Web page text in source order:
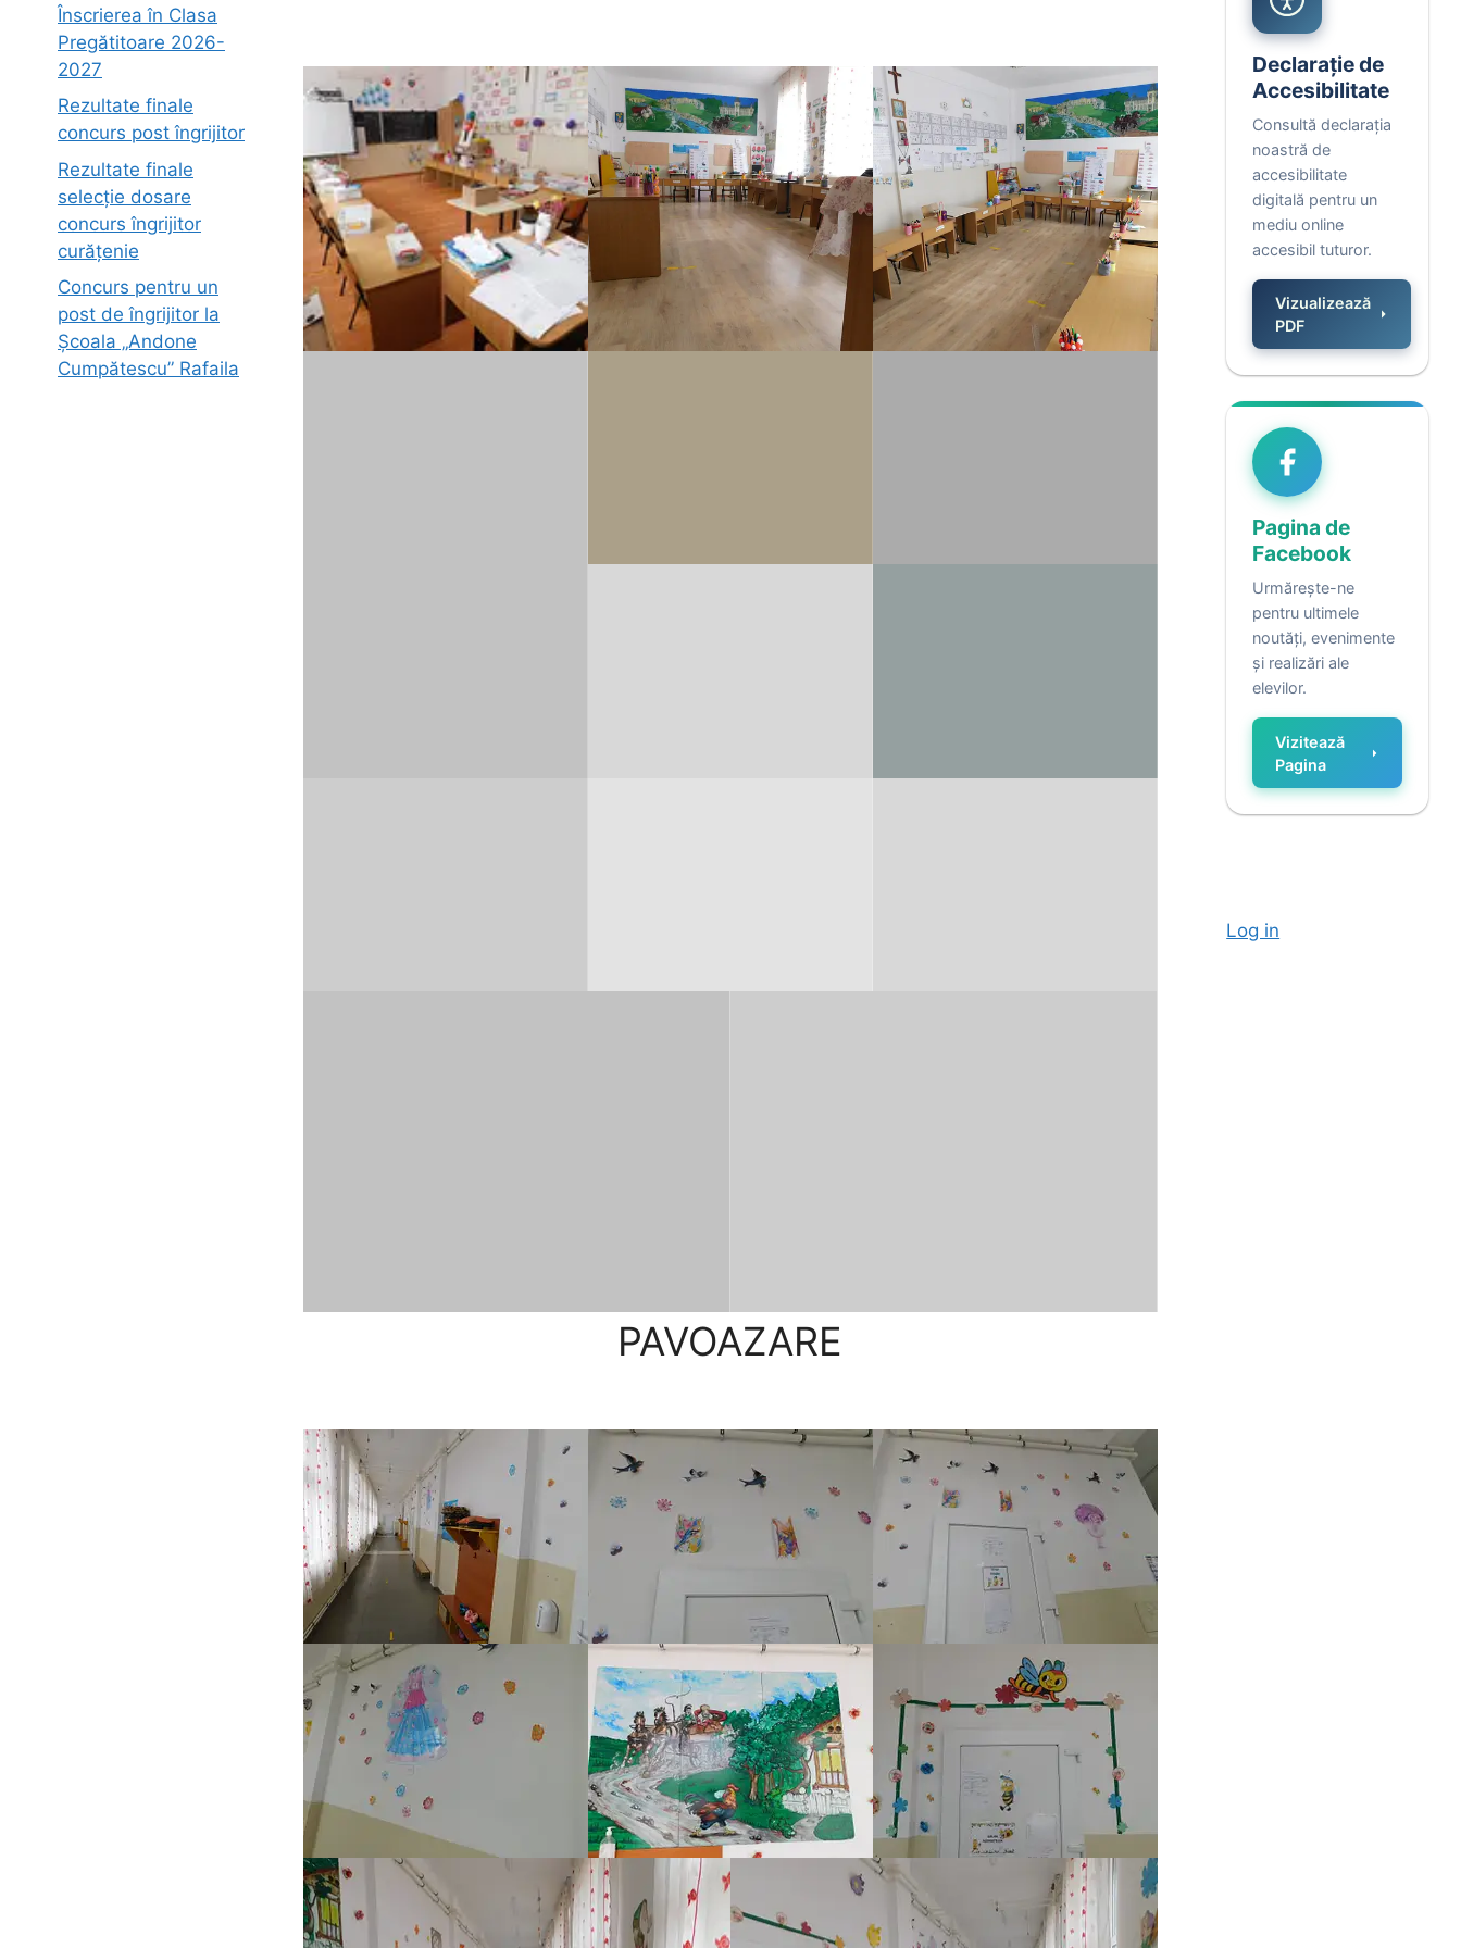
PAVOAZARE
Înscrierea în Clasa
Pregătitoare 2026-
2027
Rezultate finale
concurs post îngrijitor
Rezultate finale
selecție dosare
concurs îngrijitor
curățenie
Concurs pentru un
post de îngrijitor la
Școala „Andone
Cumpătescu” Rafaila
Declarație de
Accesibilitate
Consultă declarația
noastră de
accesibilitate
digitală pentru un
mediu online
accesibil tuturor.
Vizualizează
PDF
Pagina de
Facebook
Urmărește-ne
pentru ultimele
noutăți, evenimente
și realizări ale
elevilor.
Vizitează
Pagina
Log in